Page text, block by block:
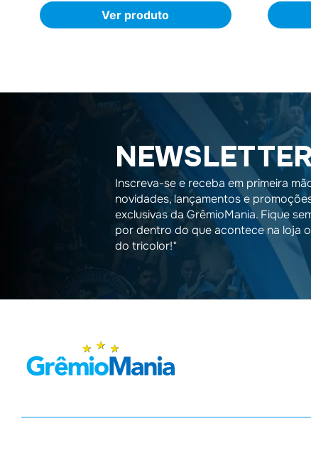
Ver produto
Inscreva-se e receba em primeira
novidades, lançamentos e
exclusivas da GrêmioMania. Fique
por dentro do que acontece na loja
do tricolor!*